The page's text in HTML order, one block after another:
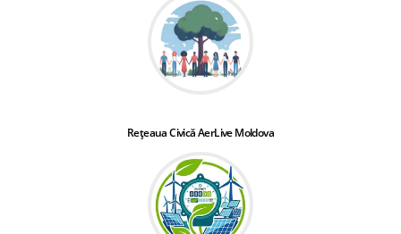
Rețeaua Civică AerLive Moldova